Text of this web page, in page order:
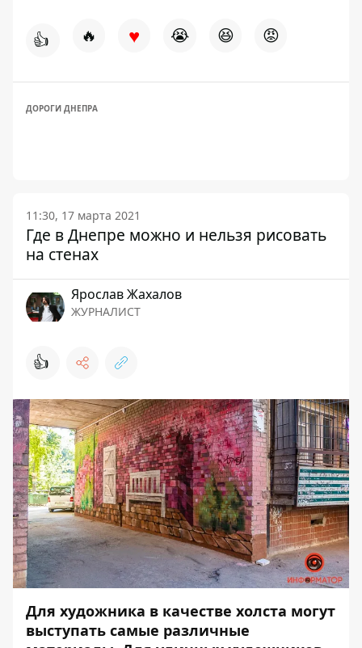
👍 🔥 ♥ 😭 😆 😡
ДОРОГИ ДНЕПРА
11:30, 17 марта 2021
Где в Днепре можно и нельзя рисовать
на стенах
Ярослав Жахалов
ЖУРНАЛИСТ
👍
Для художника в качестве холста могут
выступать самые различные